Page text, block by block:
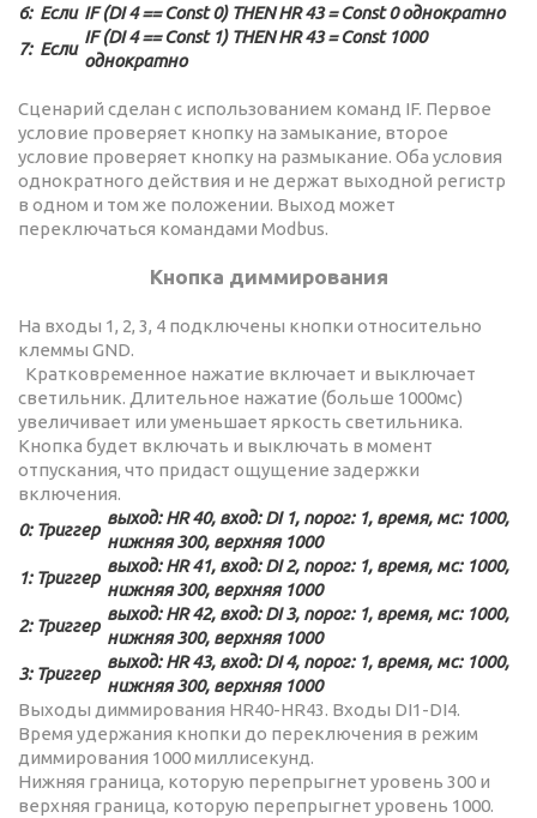
6: Если IF (DI 4 == Const 0) THEN HR 43 = Const 0 однократно
7: Если
IF (DI 4 == Const 1) THEN HR 43 = Const 1000
однократно
Сценарий сделан с использованием команд IF. Первое
условие проверяет кнопку на замыкание, второе
условие проверяет кнопку на размыкание. Оба условия
однократного действия и не держат выходной регистр
в одном и том же положении. Выход может
переключаться командами Modbus.
Кнопка диммирования
На входы 1, 2, 3, 4 подключены кнопки относительно
клеммы GND.
Кратковременное нажатие включает и выключает
светильник. Длительное нажатие (больше 1000мс)
увеличивает или уменьшает яркость светильника.
Кнопка будет включать и выключать в момент
отпускания, что придаст ощущение задержки
включения.
0: Триггер
выход: HR 40, вход: DI 1, порог: 1, время, мс: 1000,
нижняя 300, верхняя 1000
1: Триггер
выход: HR 41, вход: DI 2, порог: 1, время, мс: 1000,
нижняя 300, верхняя 1000
2: Триггер
выход: HR 42, вход: DI 3, порог: 1, время, мс: 1000,
нижняя 300, верхняя 1000
3: Триггер
выход: HR 43, вход: DI 4, порог: 1, время, мс: 1000,
нижняя 300, верхняя 1000
Выходы диммирования HR40-HR43. Входы DI1-DI4.
Время удержания кнопки до переключения в режим
диммирования 1000 миллисекунд.
Нижняя граница, которую перепрыгнет уровень 300 и
верхняя граница, которую перепрыгнет уровень 1000.